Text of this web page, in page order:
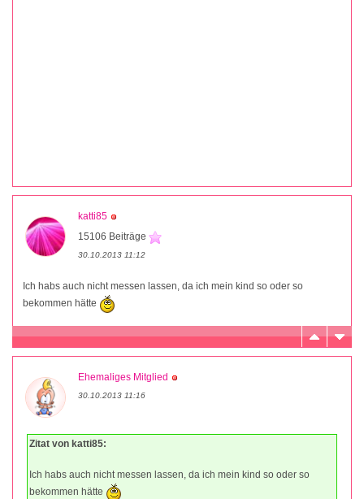
katti85
15106 Beiträge
30.10.2013 11:12
Ich habs auch nicht messen lassen, da ich mein kind so oder so
bekommen hätte
Ehemaliges Mitglied
30.10.2013 11:16
Zitat von katti85:
Ich habs auch nicht messen lassen, da ich mein kind so oder so
bekommen hätte